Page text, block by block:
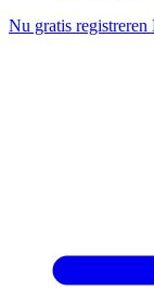
Nu gratis registreren